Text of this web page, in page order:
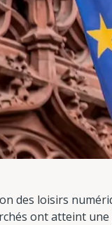
des loisirs
ont atteint